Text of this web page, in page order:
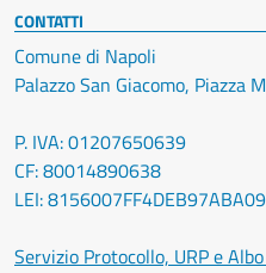
CONTATTI
Comune di Napoli
Palazzo San Giacomo, Piazza
P. IVA: 01207650639
CF: 80014890638
LEI: 8156007FF4DEB97ABA09
Servizio Protocollo, URP e